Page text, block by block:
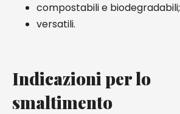
compostabili e biodegradabili;
versatili.
Indicazioni per lo
smaltimento